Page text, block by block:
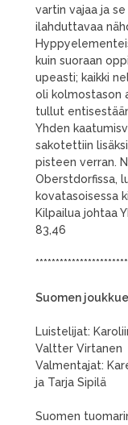
vartin vajaa ja
ilahduttavaa
kuin suoraan
upeasti; kaikki
oli kolmostason
tullut
Yhden
sakotettiin
pisteen verran.
Oberstdorfissa,
kovatasoisessa
Kilpailua johtaa
83,46
Suomen
Luistelijat:
Valtter Virtanen
Valmentajat:
ja Tarja Sipilä
Suomen